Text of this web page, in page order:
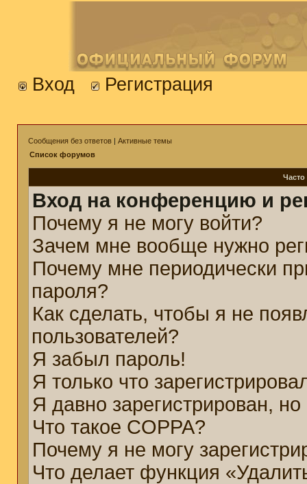
Вход Регистрация
Сообщения без ответов | Активные темы
Список форумов
Вход на конференцию и
Почему я не могу войти?
Зачем мне вообще нужно
Почему мне периодически
пароля?
Как сделать, чтобы я не
пользователей?
Я забыл пароль!
Я только что
Я давно зарегистрирован,
Что такое COPPA?
Почему я не могу
Что делает функция